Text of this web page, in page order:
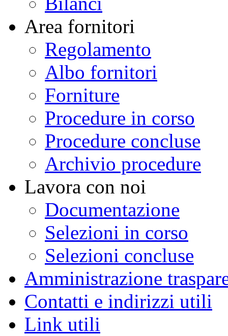
Area fornitori
Regolamento
Albo fornitori
Forniture
Procedure in corso
Procedure concluse
Archivio procedure
Lavora con noi
Documentazione
Selezioni in corso
Selezioni concluse
Amministrazione
Contatti e indirizzi utili
Link utili